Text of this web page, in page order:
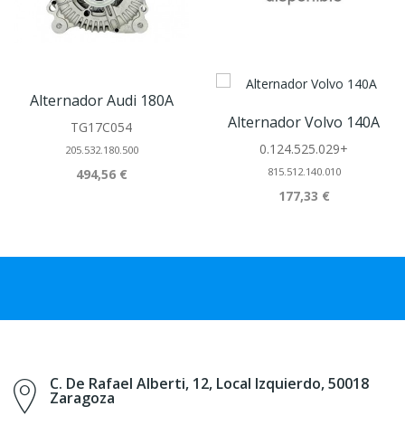
Alternador Audi 180A
TG17C054
205.532.180.500
494,56 €
Alternador Volvo 140A
0.124.525.029+
815.512.140.010
177,33 €
C. De Rafael Alberti, 12, Local Izquierdo, 50018
Zaragoza